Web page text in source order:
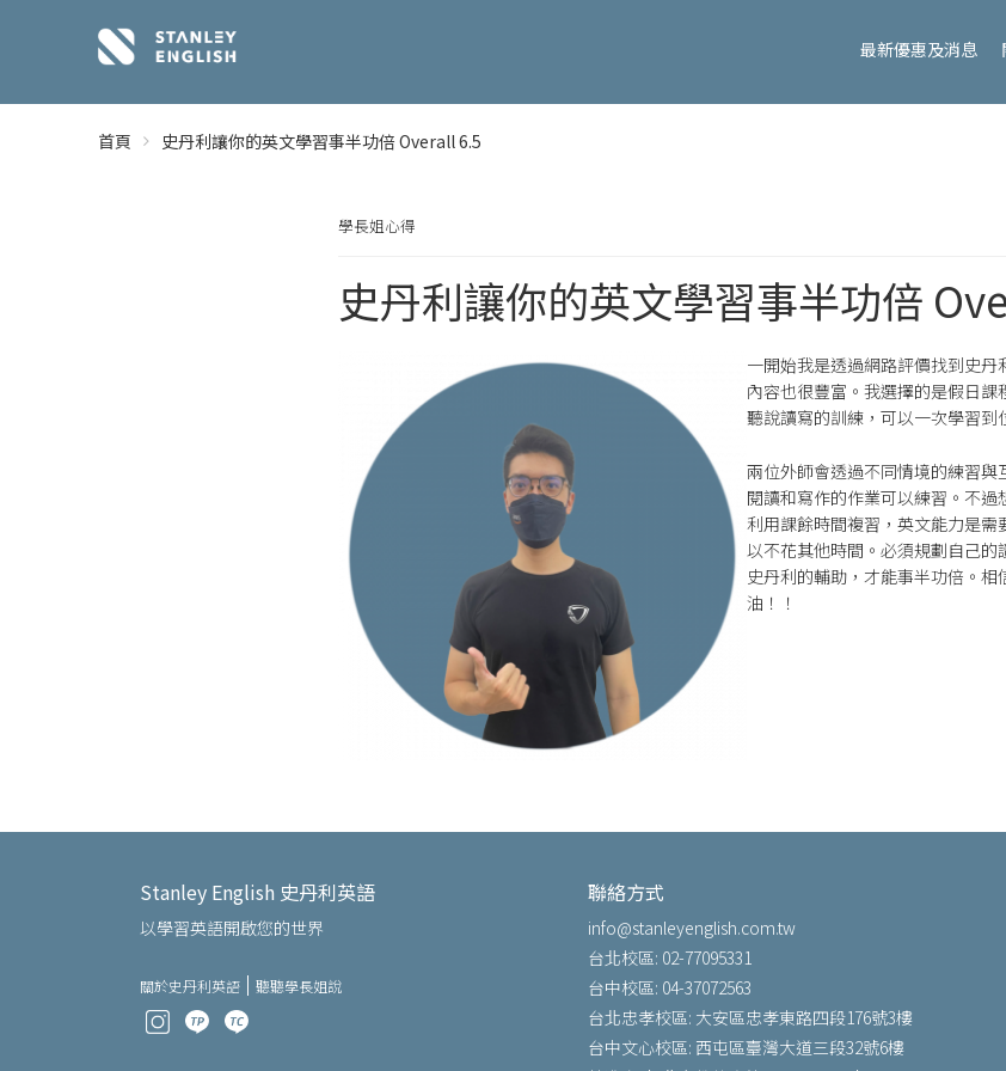
最新優惠及消息
首頁 史丹利讓你的英文學習事半功倍 Overall 6.5
學長姐心得
史丹利讓你的英文學習事半功倍
一開始我是透過網路評價找到史
內容也很豐富。我選擇的是假日
聽說讀寫的訓練，可以一次學習到
兩位外師會透過不同情境的練習
閱讀和寫作的作業可以練習。不
利用課餘時間複習，英文能力是
以不花其他時間。必須規劃自己
史丹利的輔助，才能事半功倍。
油！！
Stanley English 史丹利英語
以學習英語開啟您的世界
關於史丹利英語 聽聽學長姐說
聯絡方式
info@stanleyenglish.com.tw
台北校區: 02-77095331
台中校區: 04-37072563
台北忠孝校區: 大安區忠孝東路四段176號3樓
台中文心校區: 西屯區臺灣大道三段32號6樓